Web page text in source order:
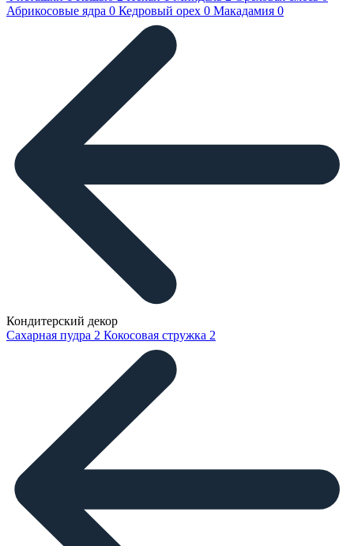
Абрикосовые ядра 0 Кедровый орех 0 Макадамия 0
Кондитерский декор
Сахарная пудра 2 Кокосовая стружка 2